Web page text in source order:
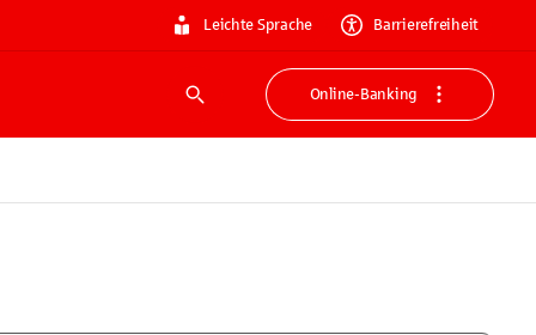
Leichte Sprache Barrierefreiheit
Suche
Online-Banking